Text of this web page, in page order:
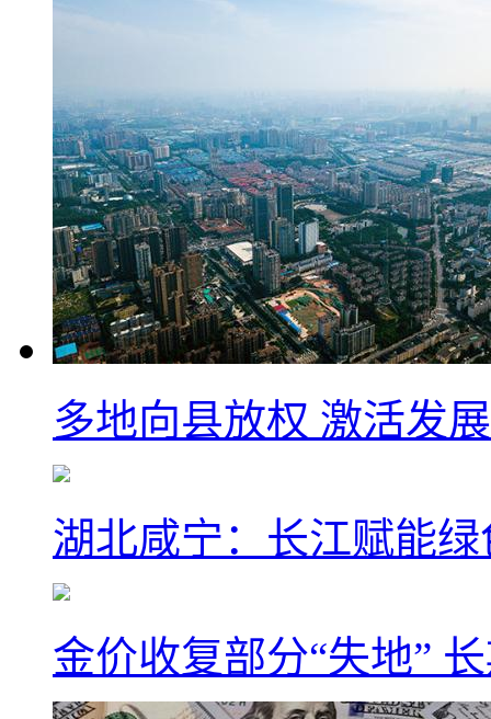
多地向县放权 激活发
湖北咸宁：长江赋能
金价收复部分“失地”